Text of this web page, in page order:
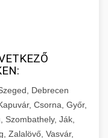
Debrecen
Csorna, Győr,
Szombathely, Ják,
Zalalövő, Vasvár,